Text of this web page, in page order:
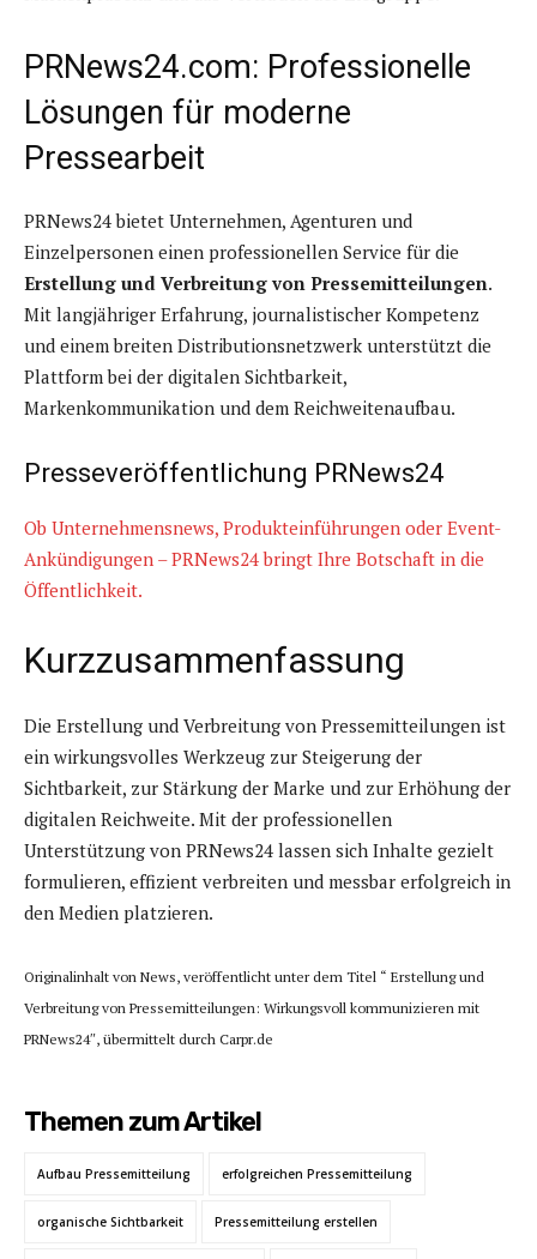
PRNews24.com: Professionelle
Lösungen für moderne
Pressearbeit
PRNews24 bietet Unternehmen, Agenturen und
Einzelpersonen einen professionellen Service für die
Erstellung und Verbreitung von Pressemitteilungen.
Mit langjähriger Erfahrung, journalistischer Kompetenz
und einem breiten Distributionsnetzwerk unterstützt die
Plattform bei der digitalen Sichtbarkeit,
Markenkommunikation und dem Reichweitenaufbau.
Presseveröffentlichung PRNews24
Ob Unternehmensnews, Produkteinführungen oder Event-
Ankündigungen – PRNews24 bringt Ihre Botschaft in die
Öffentlichkeit.
Kurzzusammenfassung
Die Erstellung und Verbreitung von Pressemitteilungen ist
ein wirkungsvolles Werkzeug zur Steigerung der
Sichtbarkeit, zur Stärkung der Marke und zur Erhöhung der
digitalen Reichweite. Mit der professionellen
Unterstützung von PRNews24 lassen sich Inhalte gezielt
formulieren, effizient verbreiten und messbar erfolgreich in
den Medien platzieren.
Originalinhalt von News, veröffentlicht unter dem Titel “ Erstellung und
Verbreitung von Pressemitteilungen: Wirkungsvoll kommunizieren mit
PRNews24″, übermittelt durch Carpr.de
Themen zum Artikel
Aufbau Pressemitteilung erfolgreichen Pressemitteilung
organische Sichtbarkeit Pressemitteilung erstellen